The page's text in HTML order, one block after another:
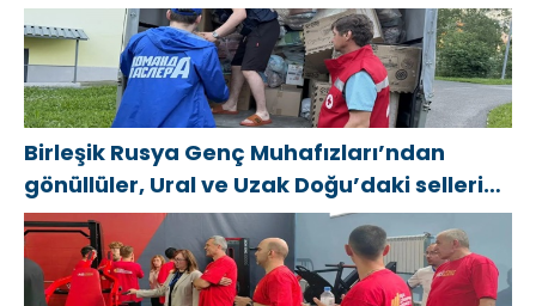
МГЕР и
«Волонтёрской
Роты» на
передовую
Александр
Шуваев избран
секретарём
реготделения
«Единой
России»
сеть
пространств
для поддержки
матерей
Birleşik Rusya Genç Muhafızları’ndan
gönüllüler, Ural ve Uzak Doğu’daki sellerin
sonuçlarını ortadan kaldırmaya yardımcı
oluyor